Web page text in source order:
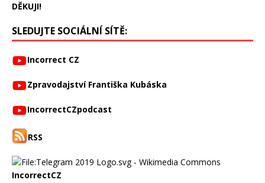
DĚKUJI!
SLEDUJTE SOCIÁLNÍ SÍTĚ:
Incorrect CZ
Zpravodajství Františka Kubáska
IncorrectCZpodcast
RSS
IncorrectCZ